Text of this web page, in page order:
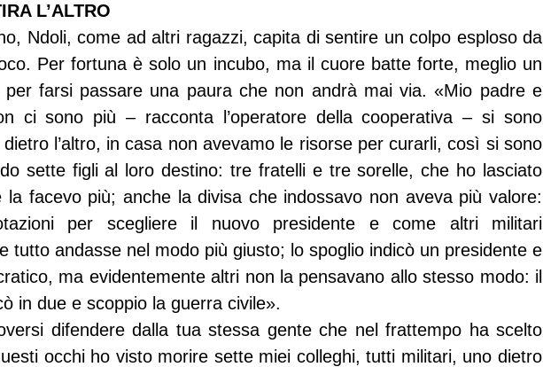
L’ALTRO
Ndoli, come ad altri ragazzi, capita di sentire un colpo esploso da
Per fortuna è solo un incubo, ma il cuore batte forte, meglio un
per farsi passare una paura che non andrà mai via. «Mio padre e
ci sono più – racconta l’operatore della cooperativa – si sono
l’altro, in casa non avevamo le risorse per curarli, così si sono
sette figli al loro destino: tre fratelli e tre sorelle, che ho lasciato
la facevo più; anche la divisa che indossavo non aveva più valore:
per scegliere il nuovo presidente e come altri militari
tutto andasse nel modo più giusto; lo spoglio indicò un presidente e
ma evidentemente altri non la pensavano allo stesso modo: il
in due e scoppio la guerra civile».
difendere dalla tua stessa gente che nel frattempo ha scelto
occhi ho visto morire sette miei colleghi, tutti militari, uno dietro